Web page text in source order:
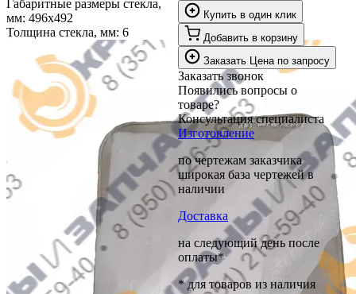
Габаритные размеры стекла,
мм: 496х492
Толщина стекла, мм: 6
Купить в один клик
Добавить в корзину
Заказать Цена по запросу
Заказать звонок
Появились вопросы о
товаре?
Консультация специалиста
Изготовление
по чертежам заказчика
широкая база чертежей в
наличии
Доставка
на следующий день после
оплаты*
* для товаров из наличия